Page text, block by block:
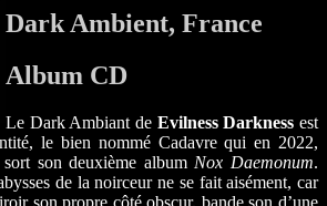
Dark Ambient, France
Album CD
Le Dark Ambiant de Evilness Darkness est
le bien nommé Cadavre qui en 2022,
son deuxième album Nox Daemonum.
de la noirceur ne se fait aisément, car
son propre côté obscur, bande son d’une